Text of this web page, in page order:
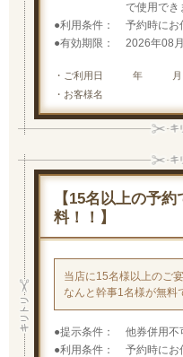
で使用でき
利用条件
予約時にお
有効期限
2026年08
・ご利用日 年
・お客様名
【15名以上の予
料！！】
当店に15名様以上のご
なんと幹事1名様が無料
提示条件
他券併用不
利用条件
予約時にお